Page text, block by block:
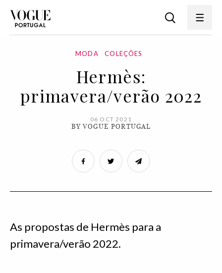
MODA COLEÇÕES
Hermès:
primavera/verão 2022
06 OCT 2021
BY VOGUE PORTUGAL
As propostas de Hermès para a
primavera/verão 2022.